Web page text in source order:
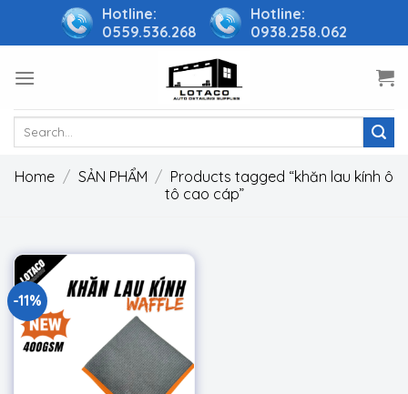
Hotline:
0559.536.268
Hotline:
0938.258.062
Home / SẢN PHẨM / Products tagged “khăn lau kính ô
tô cao cáp”
-11%